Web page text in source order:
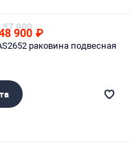
57 900
900 ₽
раковина подвесная